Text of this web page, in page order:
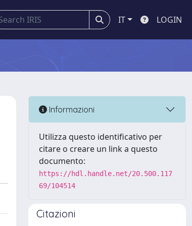
IT LOGIN
Informazioni
Utilizza questo identificativo per
citare o creare un link a questo
documento:
https://hdl.handle.net/20.500.117
69/104514
Citazioni